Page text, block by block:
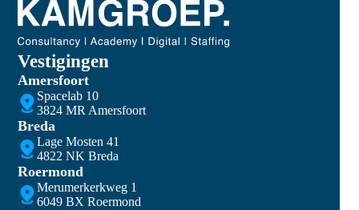
Vestigingen
Amersfoort
Spacelab 10
3824 MR Amersfoort
Breda
Lage Mosten 41
4822 NK Breda
Roermond
Merumerkerkweg 1
6049 BX Roermond